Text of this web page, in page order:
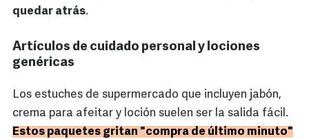
quedar atrás.
Artículos de cuidado personal y lociones
genéricas
Los estuches de supermercado que incluyen jabón,
crema para afeitar y loción suelen ser la salida fácil.
Estos paquetes gritan "compra de último minuto"